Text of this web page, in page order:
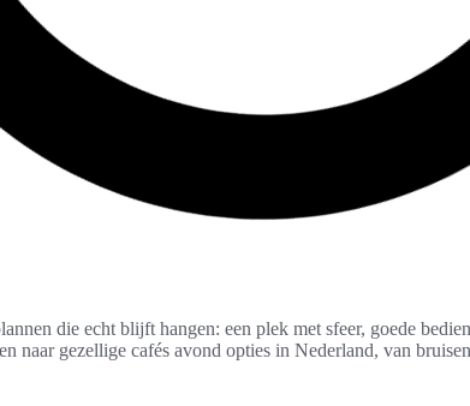
die echt blijft hangen: een plek met sfeer, goede
naar gezellige cafés avond opties in Nederland, van